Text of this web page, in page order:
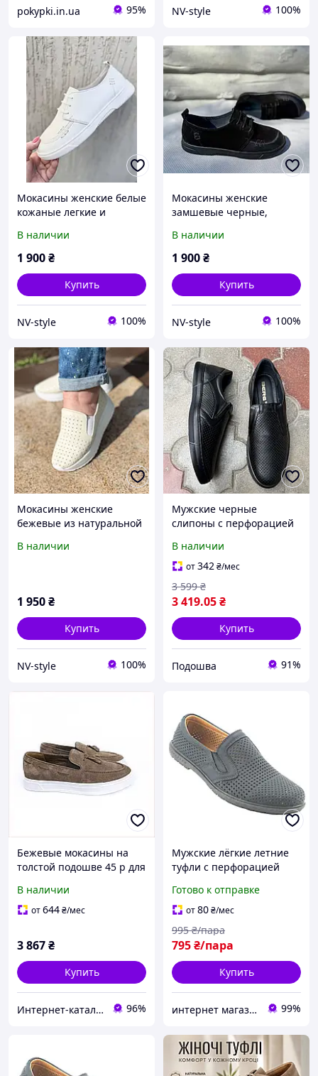
pokypki.in.ua 95% NV-style 100%
Мокасины женские белые
кожаные легкие и
летние
В наличии
1 900₴
Купить
NV-style 100%
Мокасины женские
замшевые черные,
кожаные вставки,
анатомические, легкие,
осень
В наличии
1 900₴
Купить
NV-style 100%
Мокасины женские
бежевые из натуральной
платформе легкие летние
В наличии
1 950₴
Купить
NV-style 100%
Мужские черные
слипоны с перфорацией
В наличии
от342₴/мес
3 419.05₴
3 599 ₴
Купить
Подошва 91%
Бежевые мокасины на
толстой подошве 45 р для
В наличии
от644₴/мес
3 867₴
Купить
Интернет-ка​талог ски​д​​ок "ХО-РО-ШО!" 96%
Мужские лёгкие летние
туфли с перфорацией
матового цвета размер 43
Готово к отправке
от80₴/мес
795₴/пара
995 ₴/пара
Купить
интернет магазин ОПТИМАЛЬНЫЙ ВЫБОР 99%